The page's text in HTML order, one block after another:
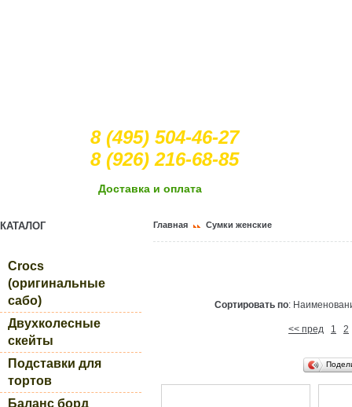
8 (495) 504-46-27
8 (926) 216-68-85
Доcтавка и оплата
КАТАЛОГ
Crocs
(оригинальные
сабо)
Двухколесные
скейты
Подставки для
тортов
Баланс борд
Главная Сумки женские
Сортировать по:
<< пред 1 2